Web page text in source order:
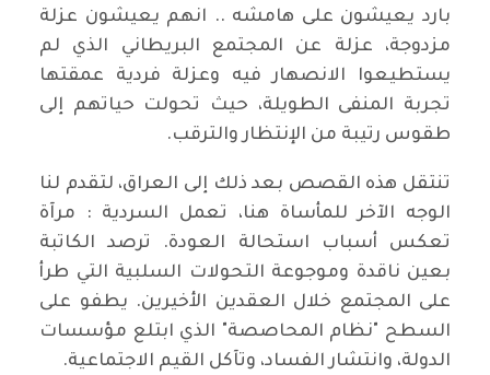
بارد يعيشون على هامشه .. انهم يعيشون عزلة
مزدوجة، عزلة عن المجتمع البريطاني الذي لم
يستطيعوا الانصهار فيه وعزلة فردية عمقتها
تجربة المنفى الطويلة، حيث تحولت حياتهم إلى
طقوس رتيبة من الإنتظار والترقب.
تنتقل هذه القصص بعد ذلك إلى العراق، لتقدم لنا
الوجه الآخر للمأساة هنا، تعمل السردية : مرآة
تعكس أسباب استحالة العودة. ترصد الكاتبة
بعين ناقدة وموجوعة التحولات السلبية التي طرأ
على المجتمع خلال العقدين الأخيرين. يطفو على
السطح "نظام المحاصصة" الذي ابتلع مؤسسات
الدولة، وانتشار الفساد، وتآكل القيم الاجتماعية.